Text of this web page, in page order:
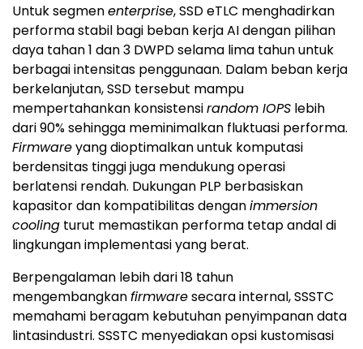
Untuk segmenenterprise, SSD eTLC menghadirkan
performa stabil bagi beban kerja AI dengan pilihan
daya tahan 1 dan 3 DWPD selama lima tahun untuk
berbagai intensitas penggunaan. Dalam beban kerja
berkelanjutan, SSD tersebut mampu
mempertahankan konsistensirandom IOPS lebih
dari 90% sehingga meminimalkan fluktuasi performa.
Firmwareyang dioptimalkan untuk komputasi
berdensitas tinggi juga mendukung operasi
berlatensi rendah. Dukungan PLP berbasiskan
kapasitor dan kompatibilitas denganimmersion
cooling turut memastikan performa tetap andal di
lingkungan implementasi yang berat.
Berpengalaman lebih dari 18 tahun
mengembangkanfirmwaresecara internal, SSSTC
memahami beragam kebutuhan penyimpanan data
lintasindustri. SSSTC menyediakan opsi kustomisasi